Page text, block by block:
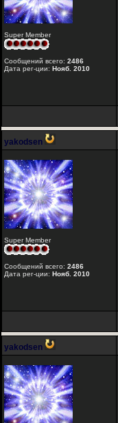
Super Member
Сообщений всего: 2486
Дата рег-ции: Нояб. 2010
yakodsen
Super Member
Сообщений всего: 2486
Дата рег-ции: Нояб. 2010
yakodsen